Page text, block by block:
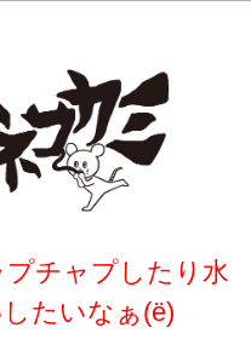
チャプしたり水
たいなぁ(ё)